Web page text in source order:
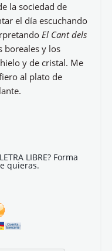
la sociedad de
el día escuchando
El Cant dels
boreales y los
y de cristal. Me
al plato de
LIBRE? Forma
quieras.